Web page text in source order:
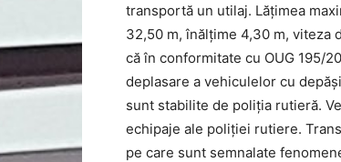
transportă un utilaj. Lățimea
32,50 m, înălțime 4,30 m, viteza
că în conformitate cu OUG 195/
deplasare a vehiculelor cu
sunt stabilite de poliția rutieră.
echipaje ale poliției rutiere.
pe care sunt semnalate